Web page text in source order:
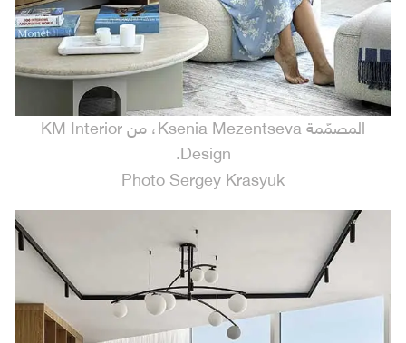
المصمّمة Ksenia Mezentseva، من KM Interior
Design.
Photo Sergey Krasyuk